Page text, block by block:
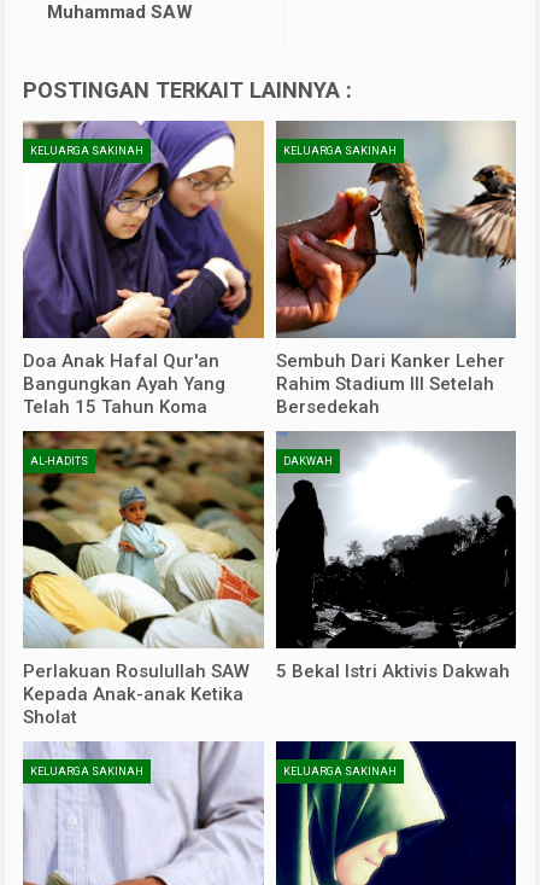
Muhammad SAW
POSTINGAN TERKAIT LAINNYA :
KELUARGA SAKINAH
Doa Anak Hafal Qur'an
Bangungkan Ayah Yang
Telah 15 Tahun Koma
KELUARGA SAKINAH
Sembuh Dari Kanker Leher
Rahim Stadium III Setelah
Bersedekah
AL-HADITS
Perlakuan Rosulullah SAW
Kepada Anak-anak Ketika
Sholat
DAKWAH
5 Bekal Istri Aktivis Dakwah
KELUARGA SAKINAH KELUARGA SAKINAH